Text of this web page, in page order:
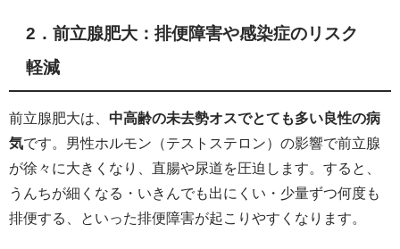
2．前立腺肥大：排便障害や感染症のリスク
軽減
前立腺肥大は、 中高齢の未去勢オスでとても多い良性の病
気です。男性ホルモン（テストステロン）の影響で前立腺
が徐々に大きくなり、直腸や尿道を圧迫します。すると、
うんちが細くなる・いきんでも出にくい・少量ずつ何度も
排便する、といった排便障害が起こりやすくなります。